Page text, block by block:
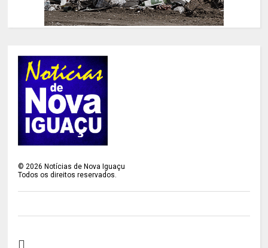
©2026 Notícias de Nova Iguaçu
Todos os direitos reservados.